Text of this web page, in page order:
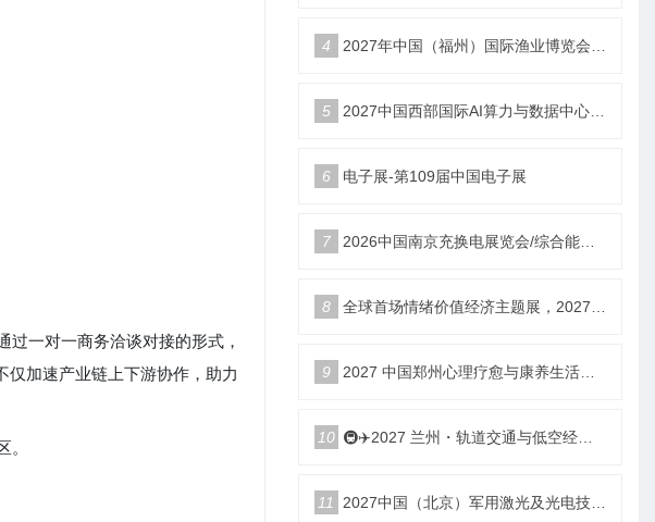
一对一商务洽谈对接的形式，
加速产业链上下游协作，助力
4 2027年中国（福州）国际渔业博览会|福州渔博会
5 2027中国西部国际AI算力与数据中心液冷产业展览会
6 电子展-第109届中国电子展
7 2026中国南京充换电展览会/综合能源服务站博览会
8 全球首场情绪价值经济主题展，2027郑州国际情绪价值经济博览会
9 2027 中国郑州心理疗愈与康养生活产业博览会
10 🚇✈️2027 兰州・轨道交通与低空经济展览会即将启幕！
11 2027中国（北京）军用激光及光电技术展览会